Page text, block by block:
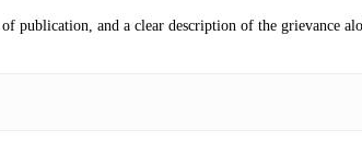
publication, and a clear description of the grievance